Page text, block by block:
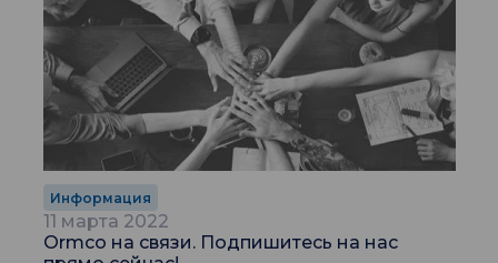
Информация
11 марта 2022
Ormco на связи. Подпишитесь на нас